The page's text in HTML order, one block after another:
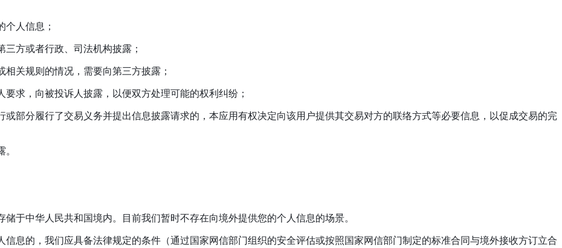
个人信息；
方或者行政、司法机构披露；
关规则的情况，需要向第三方披露；
求，向被投诉人披露，以便双方处理可能的权利纠纷；
部分履行了交易义务并提出信息披露请求的，本应用有权决定向该用户提供其交易对方的联络方式等必要信息，以促成交易的完
于中华人民共和国境内。目前我们暂时不存在向境外提供您的个人信息的场景。
息的，我们应具备法律规定的条件（通过国家网信部门组织的安全评估或按照国家网信部门制定的标准合同与境外接收方订立合